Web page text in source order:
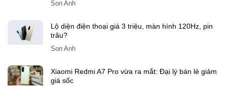
Son Anh
Lộ diện điện thoại giá 3 triệu, màn hình 120Hz, pin
trâu?
Son Anh
Xiaomi Redmi A7 Pro vừa ra mắt: Đại lý bán lẻ giảm
giá sốc